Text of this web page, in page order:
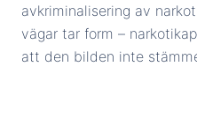
avkriminalisering av
vägar tar form –
att den bilden inte